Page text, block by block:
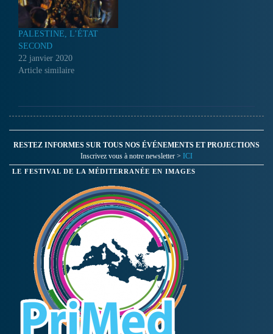
PALESTINE, L’ÉTAT
SECOND
22 janvier 2020
Article similaire
RESTEZ INFORMES SUR TOUS NOS ÉVÉNEMENTS ET PROJECTIONS
Inscrivez vous à notre newsletter > ICI
LE FESTIVAL DE LA MÉDITERRANÉE EN IMAGES